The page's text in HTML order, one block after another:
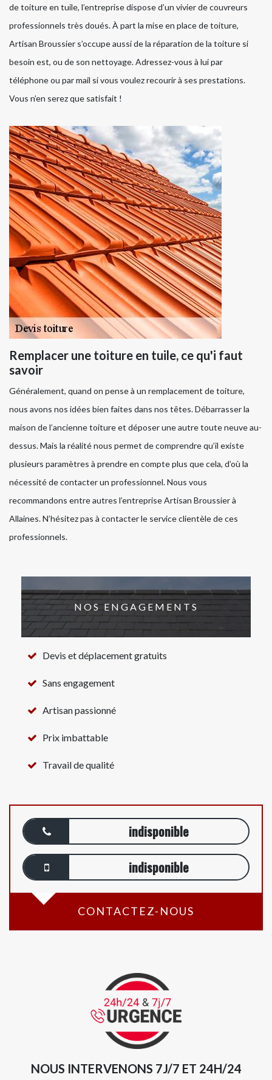
de toiture en tuile, l’entreprise dispose d’un vivier de couvreurs
professionnels très doués. À part la mise en place de toiture,
Artisan Broussier s’occupe aussi de la réparation de la toiture si
besoin est, ou de son nettoyage. Adressez-vous à lui par
téléphone ou par mail si vous voulez recourir à ses prestations.
Vous n’en serez que satisfait !
Remplacer une toiture en tuile, ce qu'i faut
savoir
Généralement, quand on pense à un remplacement de toiture,
nous avons nos idées bien faites dans nos têtes. Débarrasser la
maison de l’ancienne toiture et déposer une autre toute neuve au-
dessus. Mais la réalité nous permet de comprendre qu’il existe
plusieurs paramètres à prendre en compte plus que cela, d’où la
nécessité de contacter un professionnel. Nous vous
recommandons entre autres l’entreprise Artisan Broussier à
Allaines. N’hésitez pas à contacter le service clientèle de ces
professionnels.
NOS ENGAGEMENTS
Devis et déplacement gratuits
Sans engagement
Artisan passionné
Prix imbattable
Travail de qualité
indisponible
indisponible
CONTACTEZ-NOUS
NOUS INTERVENONS 7J/7 ET 24H/24